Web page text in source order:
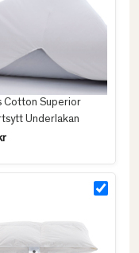
Cotton Superior
Underlakan